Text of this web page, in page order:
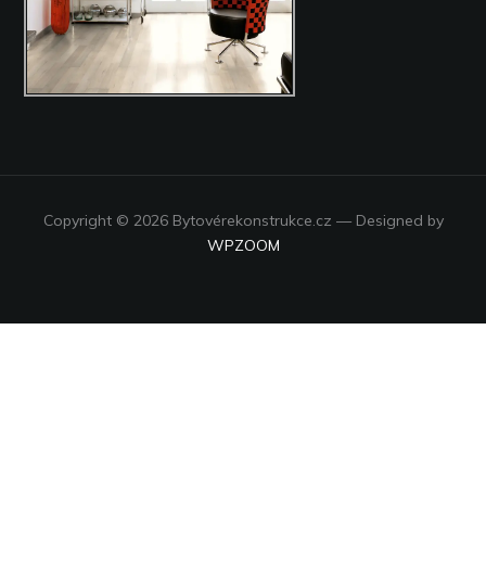
Copyright © 2026 Bytovérekonstrukce.cz — Designed by
WPZOOM